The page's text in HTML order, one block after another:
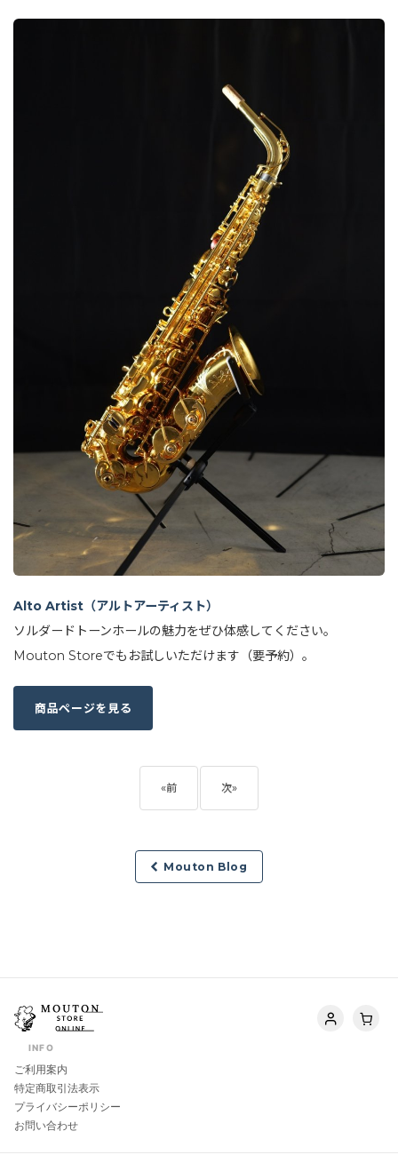
Alto Artist（アルトアーティスト）
ソルダードトーンホールの魅力をぜひ体感してください。
Mouton Storeでもお試しいただけます（要予約）。
商品ページを見る
«前 次»
Mouton Blog
INFO
ご利用案内
特定商取引法表示
プライバシーポリシー
お問い合わせ